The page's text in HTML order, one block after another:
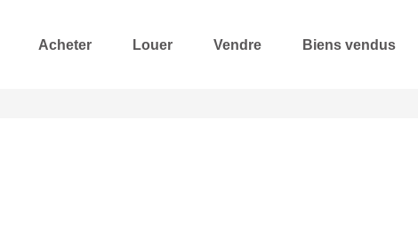
Acheter Louer Vendre Biens vendus